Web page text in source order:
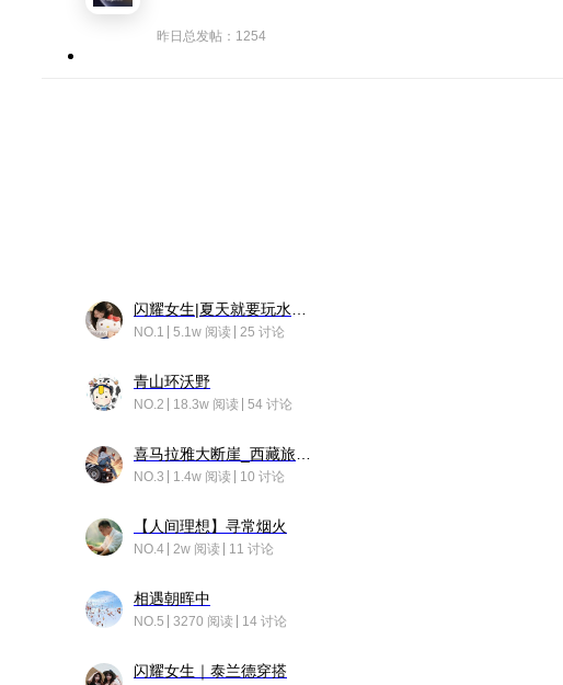
昨日总发帖：1254
NO.1 5.1w 阅读 25 讨论
青山环沃野
NO.2 18.3w 阅读 54 讨论
NO.3 1.4w 阅读 10 讨论
【人间理想】寻常烟火
NO.4 2w 阅读 11 讨论
相遇朝晖中
NO.5 3270 阅读 14 讨论
闪耀女生｜泰兰德穿搭